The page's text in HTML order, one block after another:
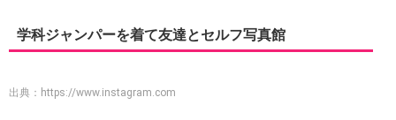
学科ジャンパーを着て友達とセルフ写真館
出典： https://www.instagram.com